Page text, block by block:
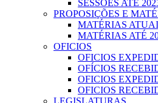
SESSÕES ATÉ
PROPOSIÇÕES E
MATÉRIAS
MATÉRIAS ATÉ
OFICIOS
OFICIOS
OFÍCIOS
OFICIOS
OFICIOS
LEGISLATURAS